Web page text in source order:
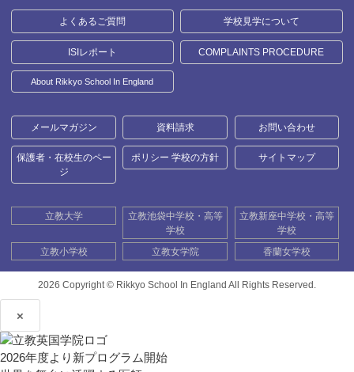
よくあるご質問 学校見学について
ISIレポート COMPLAINTS PROCEDURE
About Rikkyo School In England
メールマガジン 資料請求 お問い合わせ
保護者・在校生のペー
ジ
ポリシー 学校の方針 サイトマップ
立教大学
立教池袋中学校・高等
学校
立教新座中学校・高等
学校
立教小学校
立教女学院 香蘭女学校
2026 Copyright © Rikkyo School In England All Rights Reserved.
×
2026年度より新プログラム開始